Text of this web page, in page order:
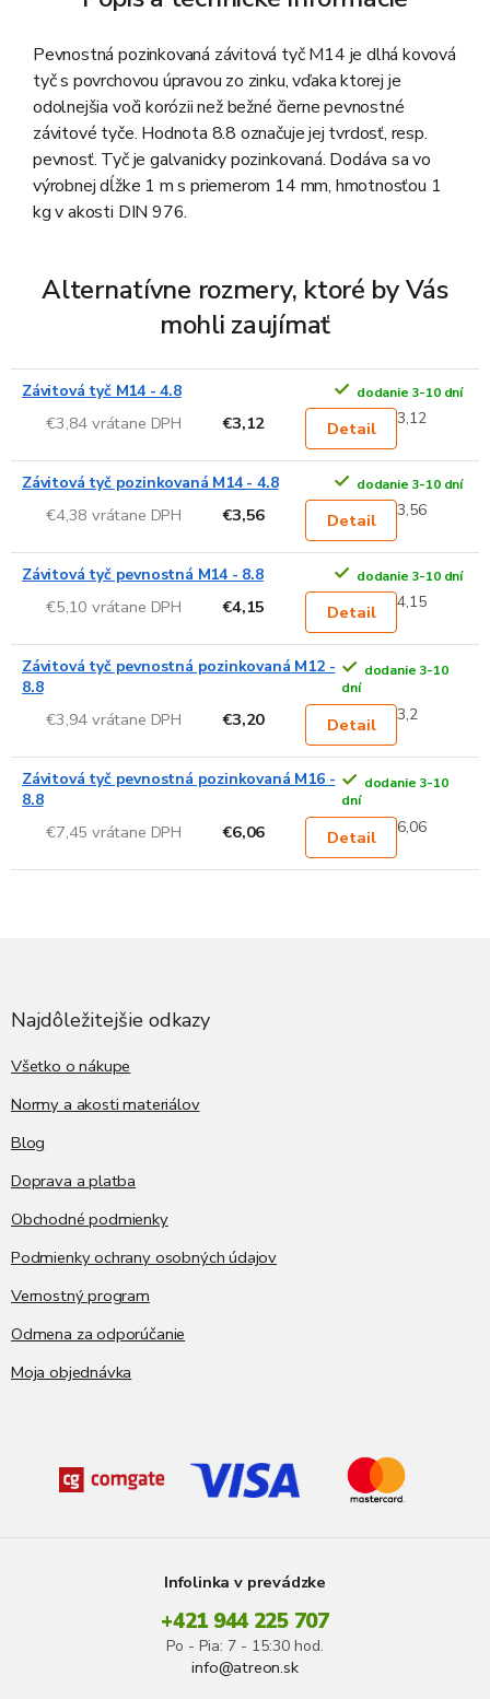
Pevnostná pozinkovaná závitová tyč M14 je dlhá kovová
tyč s povrchovou úpravou zo zinku, vďaka ktorej je
odolnejšia voči korózii než bežné čierne pevnostné
závitové tyče. Hodnota 8.8 označuje jej tvrdosť, resp.
pevnosť. Tyč je galvanicky pozinkovaná. Dodáva sa vo
výrobnej dĺžke 1 m s priemerom 14 mm, hmotnosťou 1
kg v akosti DIN 976.
Alternatívne rozmery, ktoré by Vás
mohli zaujímať
Závitová tyč M14 - 4.8 dodanie 3-10 dní
€3,84 vrátane DPH €3,12 Detail 3,12
Závitová tyč pozinkovaná M14 - 4.8 dodanie 3-10 dní
€4,38 vrátane DPH €3,56 Detail 3,56
Závitová tyč pevnostná M14 - 8.8 dodanie 3-10 dní
€5,10 vrátane DPH €4,15 Detail 4,15
Závitová tyč pevnostná pozinkovaná M12 -
8.8
dodanie 3-10
dní
€3,94 vrátane DPH €3,20 Detail 3,2
Závitová tyč pevnostná pozinkovaná M16 -
8.8
dodanie 3-10
dní
€7,45 vrátane DPH €6,06 Detail 6,06
Najdôležitejšie odkazy
Všetko o nákupe
Normy a akosti materiálov
Blog
Doprava a platba
Obchodné podmienky
Podmienky ochrany osobných údajov
Vernostný program
Odmena za odporúčanie
Moja objednávka
Infolinka v prevádzke
+421 944 225 707
Po - Pia: 7 - 15:30 hod.
info@atreon.sk